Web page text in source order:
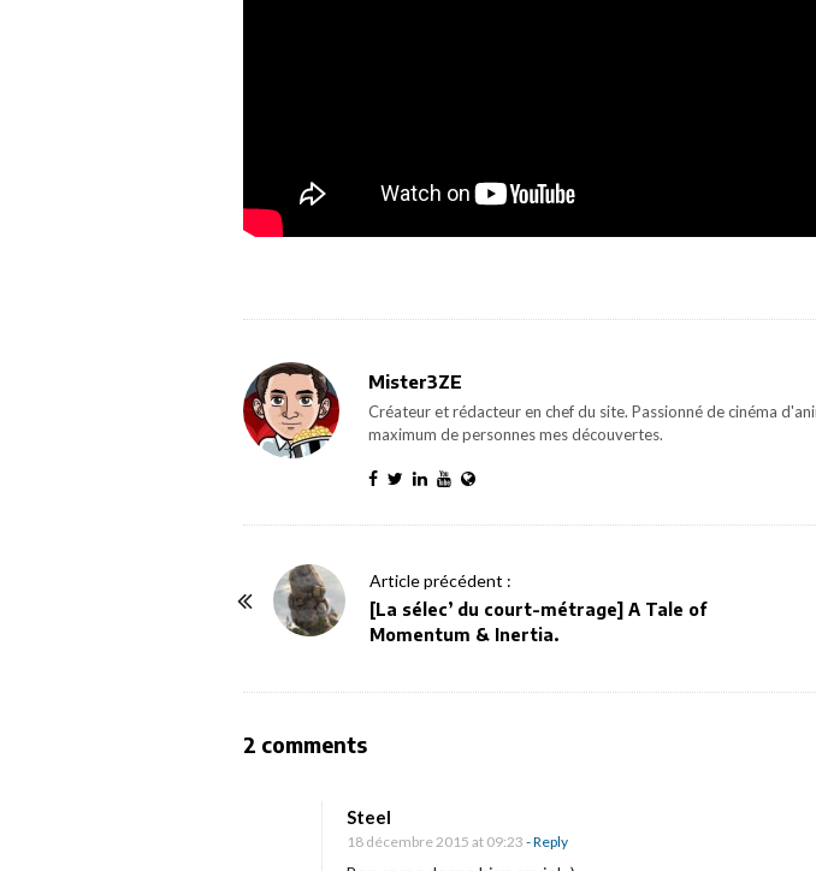
Mister3ZE
Créateur et rédacteur en chef du site. Passionné de cinéma
maximum de personnes mes découvertes.
Article précédent :
[La sélec’ du court-métrage] A Tale of
Momentum & Inertia.
2 commentsO
«
Steel
18 décembre 2015 at 09:23 - Reply